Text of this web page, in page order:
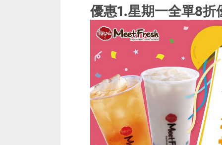
優惠1.星期一全單8折